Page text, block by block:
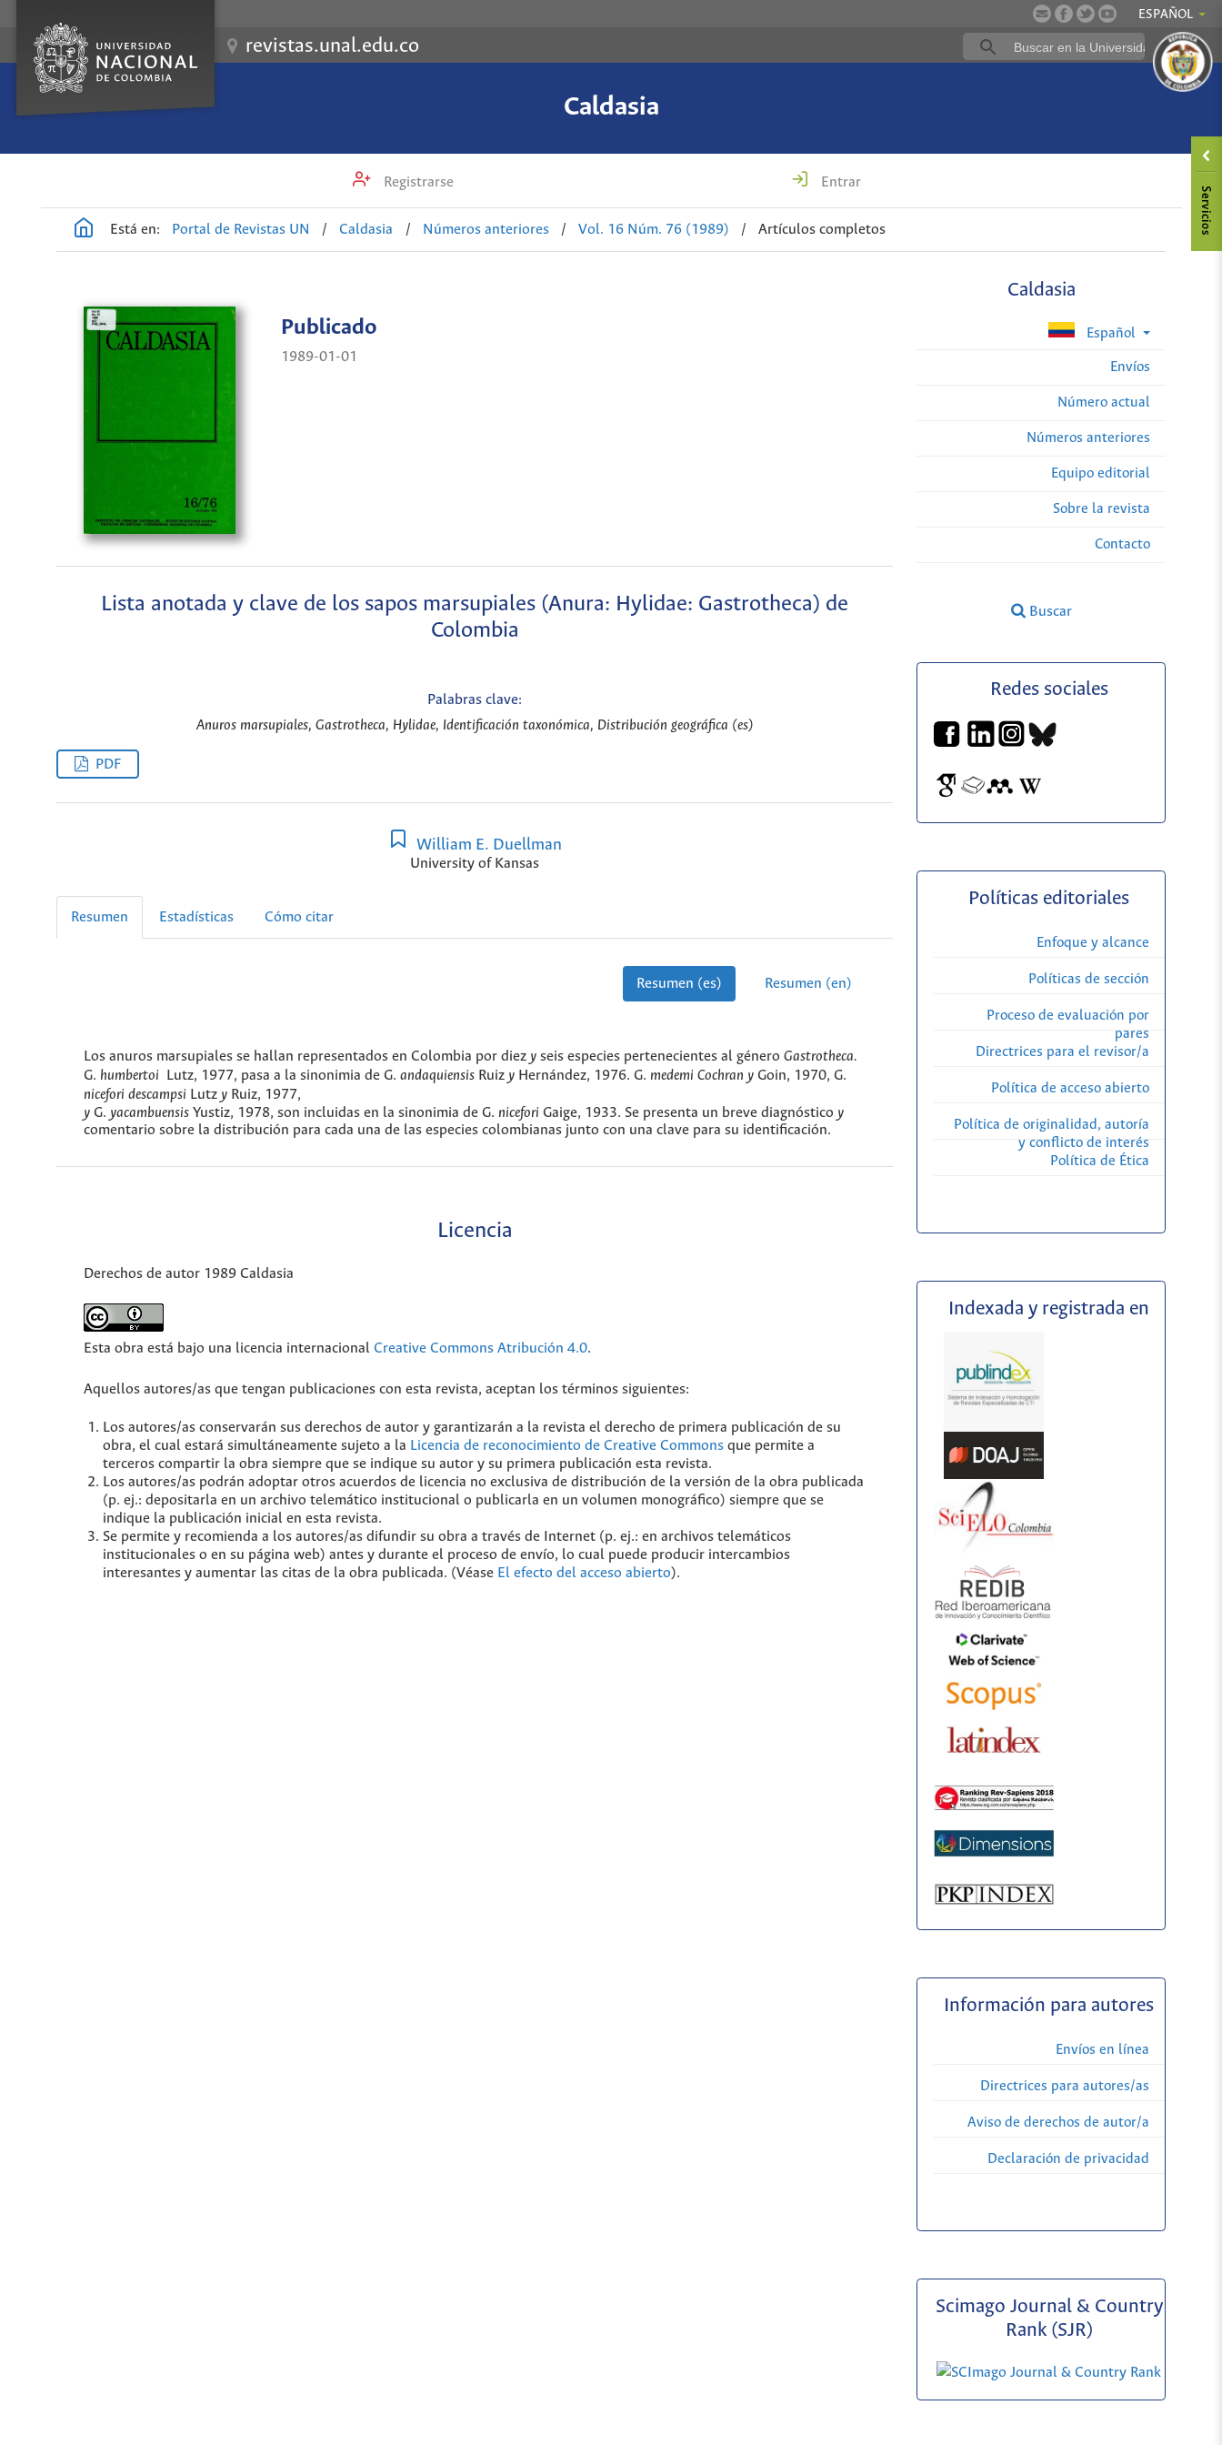
ESPAÑOL
revistas.unal.edu.co
Caldasia
Registrarse Entrar
Está en: Portal de Revistas UN / Caldasia / Números anteriores / Vol. 16 Núm. 76 (1989) / Artículos completos
Caldasia
Español
Envíos
Número actual
Números anteriores
Equipo editorial
Sobre la revista
Contacto
Buscar
Publicado
1989-01-01
Lista anotada y clave de los sapos marsupiales (Anura: Hylidae: Gastrotheca) de
Colombia
Palabras clave:
Anuros marsupiales, Gastrotheca, Hylidae, Identificación taxonómica, Distribución geográfica (es)
PDF
William E. Duellman
University of Kansas
Resumen Estadísticas Cómo citar
Resumen (es) Resumen (en)
Los anuros marsupiales se hallan representados en Colombia por diez y seis especies pertenecientes al género Gastrotheca.
G. humbertoi Lutz, 1977, pasa a la sinonimia de G. andaquiensis Ruiz y Hernández, 1976. G. medemi Cochran y Goin, 1970, G.
nicefori descampsi Lutz y Ruiz, 1977,
y G. yacambuensis Yustiz, 1978, son incluidas en la sinonimia de G. nicefori Gaige, 1933. Se presenta un breve diagnóstico y
comentario sobre la distribución para cada una de las especies colombianas junto con una clave para su identificación.
Licencia
Derechos de autor 1989 Caldasia
Esta obra está bajo una licencia internacional Creative Commons Atribución 4.0.
Aquellos autores/as que tengan publicaciones con esta revista, aceptan los términos siguientes:
Los autores/as conservarán sus derechos de autor y garantizarán a la revista el derecho de primera publicación de su
obra, el cual estará simultáneamente sujeto a la Licencia de reconocimiento de Creative Commons que permite a
terceros compartir la obra siempre que se indique su autor y su primera publicación esta revista.
Los autores/as podrán adoptar otros acuerdos de licencia no exclusiva de distribución de la versión de la obra publicada
(p. ej.: depositarla en un archivo telemático institucional o publicarla en un volumen monográfico) siempre que se
indique la publicación inicial en esta revista.
Se permite y recomienda a los autores/as difundir su obra a través de Internet (p. ej.: en archivos telemáticos
institucionales o en su página web) antes y durante el proceso de envío, lo cual puede producir intercambios
interesantes y aumentar las citas de la obra publicada. (Véase El efecto del acceso abierto).
Redes sociales
Políticas editoriales
Enfoque y alcance
Políticas de sección
Proceso de evaluación por
pares
Directrices para el revisor/a
Política de acceso abierto
Política de originalidad, autoría
y conflicto de interés
Política de Ética
Indexada y registrada en
Información para autores
Envíos en línea
Directrices para autores/as
Aviso de derechos de autor/a
Declaración de privacidad
Scimago Journal & Country
Rank (SJR)